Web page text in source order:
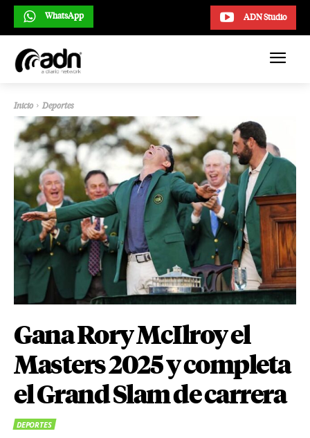
ADN Studio
WhatsApp
Inicio Deportes
Gana Rory McIlroy el
Masters 2025 y completa
el Grand Slam de carrera
DEPORTES